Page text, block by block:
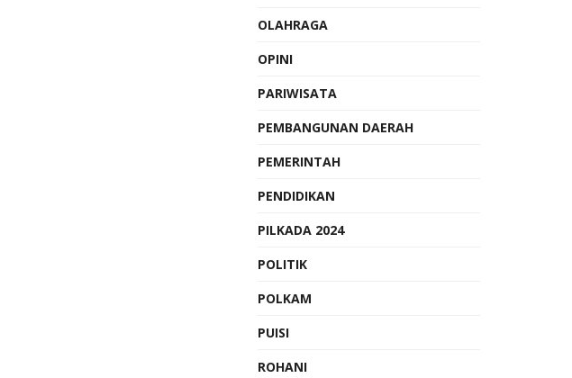
OLAHRAGA
OPINI
PARIWISATA
PEMBANGUNAN DAERAH
PEMERINTAH
PENDIDIKAN
PILKADA 2024
POLITIK
POLKAM
PUISI
ROHANI